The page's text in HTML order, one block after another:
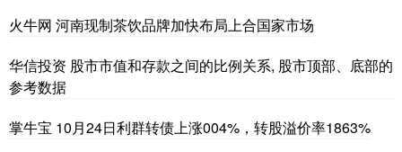
火牛网 河南现制茶饮品牌加快布局上合国家市场
华信投资 股市市值和存款之间的比例关系, 股市顶部、底部的
参考数据
掌牛宝 10月24日利群转债上涨004%，转股溢价率1863%